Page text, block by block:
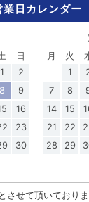
業日カレンダー
日
1
2
8
9
16
23
30
月 火
1
7
8
14
15
21
22
28
29
させて頂いておりま